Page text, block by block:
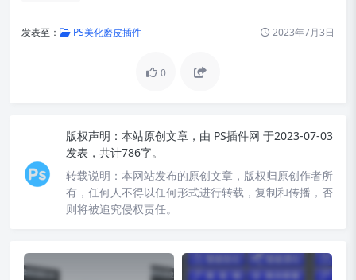
发表至： PS美化磨皮插件 2023年7月3日
0
版权声明： 本站原创文章，由 PS插件网 于2023-07-03
发表，共计786字。
转载说明： 本网站发布的原创文章，版权归原创作者所
有，任何人不得以任何形式进行转载，复制和传播，否
则将被追究侵权责任。